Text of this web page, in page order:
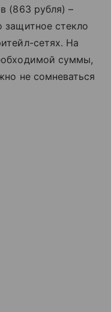
(863 рубля) –
защитное стекло
сетях. На
суммы,
не сомневаться